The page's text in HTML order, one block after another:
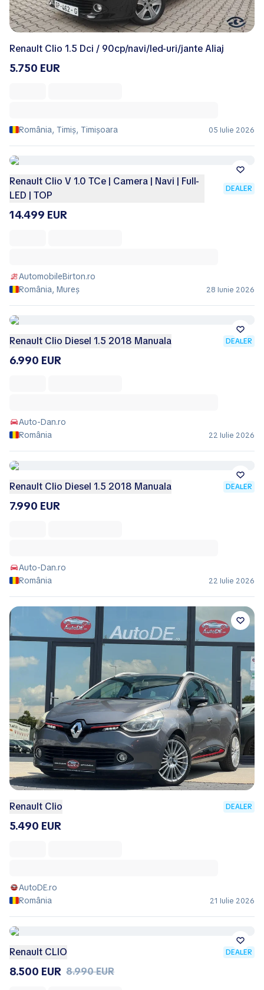
Renault Clio 1.5 Dci / 90cp/navi/led-uri/jante Aliaj
5.750 EUR
România, Timiș, Timișoara 05 Iulie 2026
Renault Clio V 1.0 TCe | Camera | Navi | Full-
LED | TOP
DEALER
14.499 EUR
AutomobileBirton.ro
România, Mureș
28 Iunie 2026
Renault Clio Diesel 1.5 2018 Manuala DEALER
6.990 EUR
Auto-Dan.ro
România
22 Iulie 2026
Renault Clio Diesel 1.5 2018 Manuala DEALER
7.990 EUR
Auto-Dan.ro
România
22 Iulie 2026
Renault Clio DEALER
5.490 EUR
AutoDE.ro
România
21 Iulie 2026
Renault CLIO DEALER
8.500 EUR 8.990 EUR